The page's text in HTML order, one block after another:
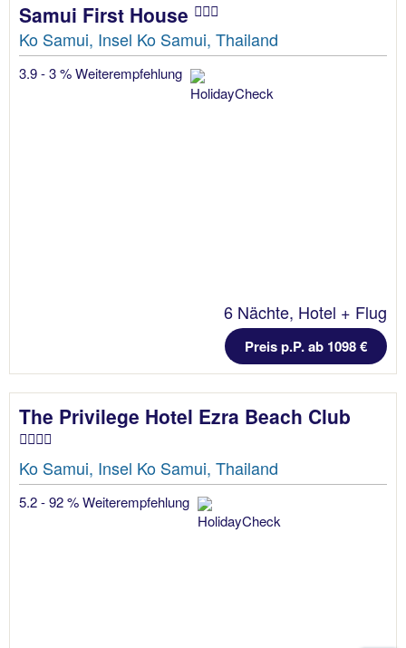
Samui First House
Ko Samui, Insel Ko Samui, Thailand
3.9 - 3 % Weiterempfehlung
6 Nächte, Hotel + Flug
Preis p.P. ab 1098 €
The Privilege Hotel Ezra Beach Club
Ko Samui, Insel Ko Samui, Thailand
5.2 - 92 % Weiterempfehlung